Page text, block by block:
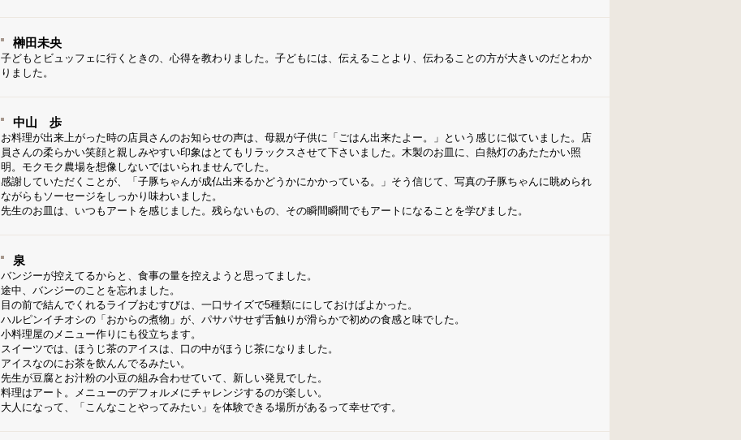
榊田未央
子どもとビュッフェに行くときの、心得を教わりました。子どもには、伝えることより、伝わることの方が大きいのだとわか
りました。
中山 歩
お料理が出来上がった時の店員さんのお知らせの声は、母親が子供に「ごはん出来たよー。」という感じに似ていました。店
員さんの柔らかい笑顔と親しみやすい印象はとてもリラックスさせて下さいました。木製のお皿に、白熱灯のあたたかい照
明。モクモク農場を想像しないではいられませんでした。
感謝していただくことが、「子豚ちゃんが成仏出来るかどうかにかかっている。」そう信じて、写真の子豚ちゃんに眺められ
ながらもソーセージをしっかり味わいました。
先生のお皿は、いつもアートを感じました。残らないもの、その瞬間瞬間でもアートになることを学びました。
泉
バンジーが控えてるからと、食事の量を控えようと思ってました。
途中、バンジーのことを忘れました。
目の前で結んでくれるライブおむすびは、一口サイズで5種類ににしておけばよかった。
ハルピンイチオシの「おからの煮物」が、パサパサせず舌触りが滑らかで初めの食感と味でした。
小料理屋のメニュー作りにも役立ちます。
スイーツでは、ほうじ茶のアイスは、口の中がほうじ茶になりました。
アイスなのにお茶を飲んんでるみたい。
先生が豆腐とお汁粉の小豆の組み合わせていて、新しい発見でした。
料理はアート。メニューのデフォルメにチャレンジするのが楽しい。
大人になって、「こんなことやってみたい」を体験できる場所があるって幸せです。